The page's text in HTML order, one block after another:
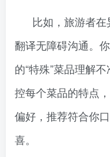
比如，旅游者
翻译无障碍沟通。
的“特殊”菜品理解
控每个菜品的特点
偏好，推荐符合你
喜。